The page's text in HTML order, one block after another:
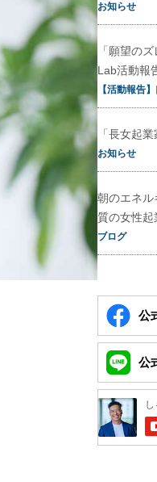
お知らせ
「願望の
Lab活動報
【活動報告
「長女起
お知らせ
朝のエネル
質の女性
ブログ
公
公